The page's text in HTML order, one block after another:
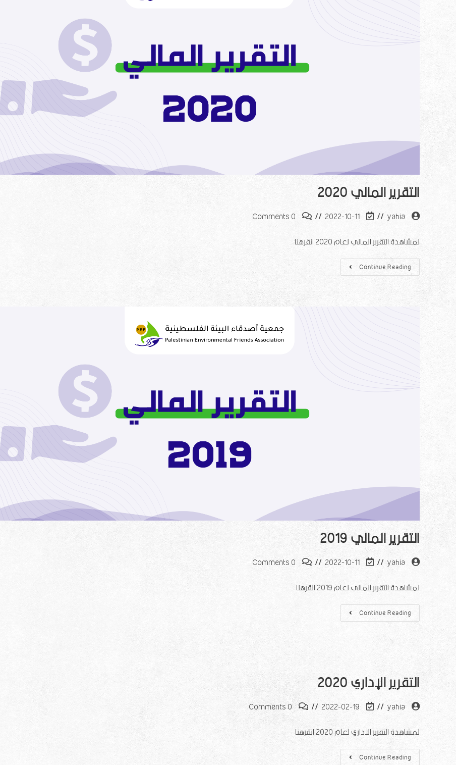
التقرير المالي 2020
yahia
2022-10-11
0 Comments
لمشاهدة التقرير المالي لعام 2020 انقرهنا
Continue Reading
التقرير المالي 2019
yahia
2022-10-11
0 Comments
لمشاهدة التقرير المالي لعام 2019 انقرهنا
Continue Reading
التقرير الإداري 2020
yahia
2022-02-19
0 Comments
لمشاهدة التقرير الاداري لعام 2020 انقرهنا
Continue Reading